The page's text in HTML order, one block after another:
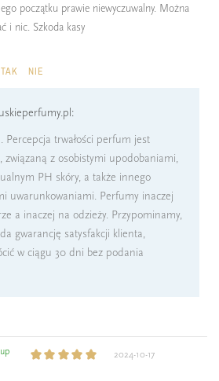
początku prawie niewyczuwalny. Można
i nic. Szkoda kasy
TAK NIE
Percepcja trwałości perfum jest
związaną z osobistymi upodobaniami,
PH skóry, a także innego
uwarunkowaniami. Perfumy inaczej
a inaczej na odzieży. Przypominamy,
gwarancję satysfakcji klienta,
w ciągu 30 dni bez podania
2024-10-17